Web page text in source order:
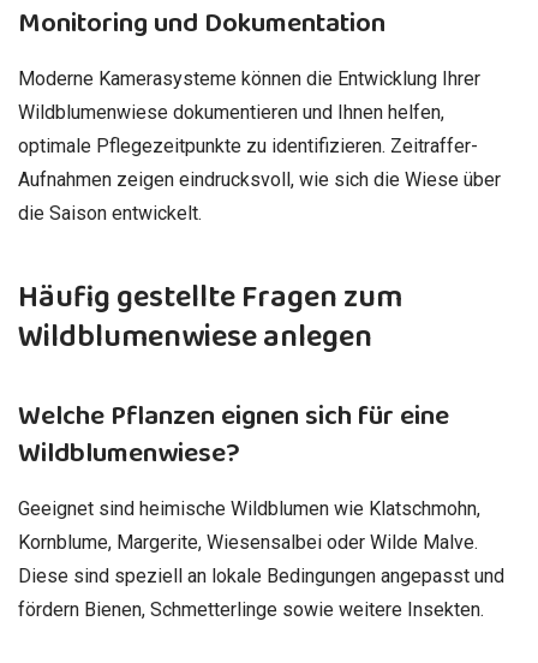
Monitoring und Dokumentation
Moderne Kamerasysteme können die Entwicklung Ihrer
Wildblumenwiese dokumentieren und Ihnen helfen,
optimale Pflegezeitpunkte zu identifizieren. Zeitraffer-
Aufnahmen zeigen eindrucksvoll, wie sich die Wiese über
die Saison entwickelt.
Häufig gestellte Fragen zum
Wildblumenwiese anlegen
Welche Pflanzen eignen sich für eine
Wildblumenwiese?
Geeignet sind heimische Wildblumen wie Klatschmohn,
Kornblume, Margerite, Wiesensalbei oder Wilde Malve.
Diese sind speziell an lokale Bedingungen angepasst und
fördern Bienen, Schmetterlinge sowie weitere Insekten.